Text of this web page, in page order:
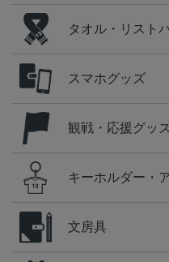
タオル・リスト
スマホグッズ
観戦・応援グッ
キーホルダー・
文房具